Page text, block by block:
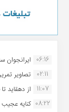
06:16 ایرانجوان
02:11
تصاویر
11:07
از دهقاید
08:22 کنایه